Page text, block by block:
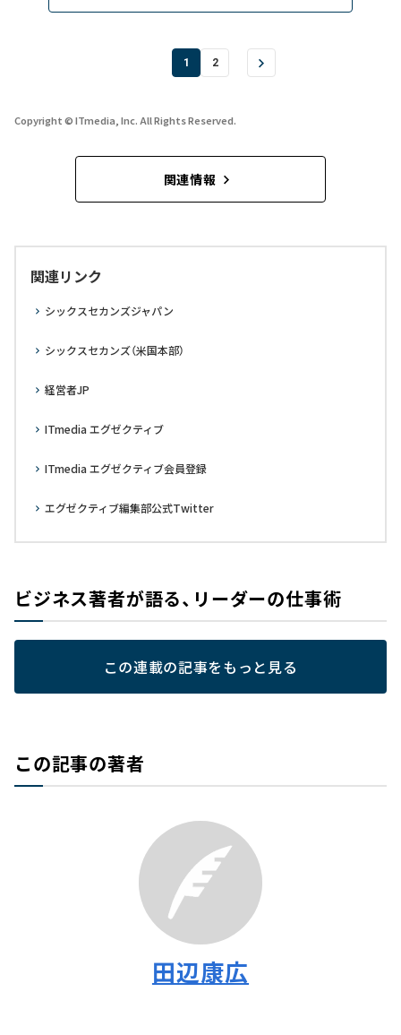
1 2
Copyright © ITmedia, Inc. All Rights Reserved.
関連情報
関連リンク
シックスセカンズジャパン
シックスセカンズ（米国本部）
経営者JP
ITmedia エグゼクティブ
ITmedia エグゼクティブ会員登録
エグゼクティブ編集部公式Twitter
ビジネス著者が語る、リーダーの仕事術
この連載の記事をもっと見る
この記事の著者
田辺康広